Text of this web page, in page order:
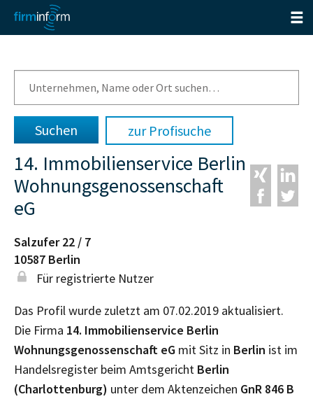
zur Profisuche
14. Immobilienservice Berlin
Wohnungsgenossenschaft
eG
Salzufer 22 / 7
10587 Berlin
Für registrierte Nutzer
Das Profil wurde zuletzt am 07.02.2019 aktualisiert.
Die Firma 14. Immobilienservice Berlin
Wohnungsgenossenschaft eG mit Sitz in Berlin ist im
Handelsregister beim Amtsgericht Berlin
(Charlottenburg) unter dem Aktenzeichen GnR 846 B